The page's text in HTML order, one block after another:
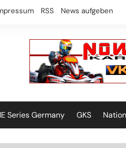
RSS News aufgeben
Series Germany GKS